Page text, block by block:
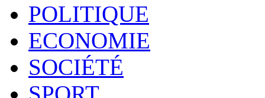
POLITIQUE
ECONOMIE
SOCIÉTÉ